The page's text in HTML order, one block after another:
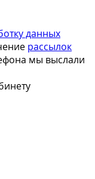
данных
рассылок
мы выслали